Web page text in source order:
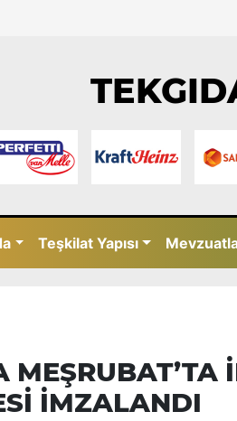
Teşkilat Yapısı
MEŞRUBAT’TA
İMZALANDI